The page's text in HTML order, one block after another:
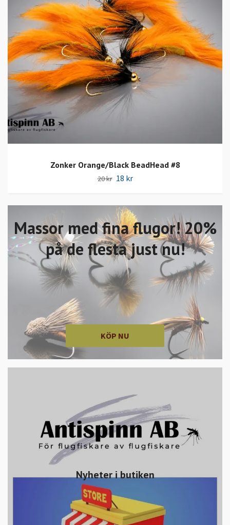
Massor med fina flugor! 20%
på de flesta just nu!
KÖP NU
Nyheter i butiken
Zonker Orange/Black BeadHead #8
20 kr 18 kr